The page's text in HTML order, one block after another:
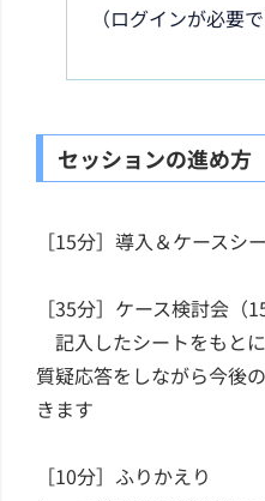
（ログインが必要で
セッションの進め方
［15分］導入＆ケースシ
［35分］ケース検討会（
記入したシートをもと
質疑応答をしながら今後
きます
［10分］ふりかえり